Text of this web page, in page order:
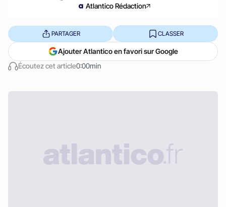
Atlantico Rédaction
Écoutez cet article0:00min
PARTAGER CLASSER
Ajouter Atlantico en favori sur Google